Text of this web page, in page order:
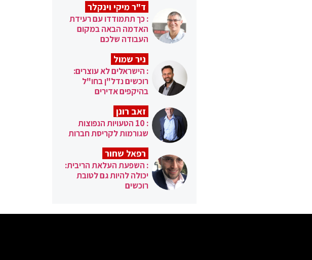
ד"ר מיקי וינקלר
: כך תתמודדו עם רעידת
האדמה הבאה במקום
העבודה שלכם
ניר שמול
: הישראלים לא עוצרים:
רוכשים נדל"ן בחו"ל
בהיקפים אדירים
זאב רונן
: 10 הטעויות הנפוצות
שגורמות לקריסת חברות
רפאל שחור
: השפעת העלאת הריבית:
יכולה להיות גם לטובת
רוכשים